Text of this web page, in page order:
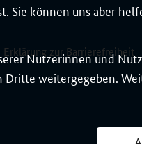
Sie können uns aber
Nutzerinnen und
Dritte weitergegeben.
Erklärung zur Barrierefreiheit